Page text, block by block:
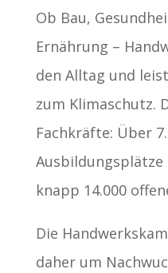
Ob Bau,
Ernährung –
den Alltag und
zum Klimaschutz.
Fachkräfte: Über
knapp 14.000
Die
daher um